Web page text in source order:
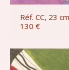
Réf. CC, 23
130 €